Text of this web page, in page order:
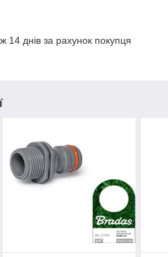
14 днів за рахунок покупця